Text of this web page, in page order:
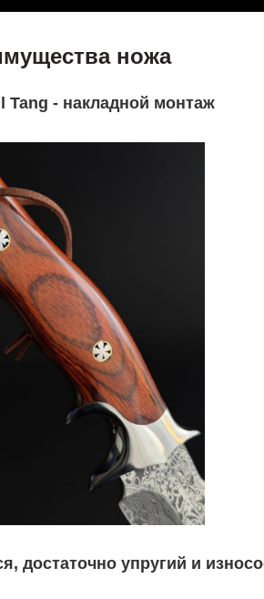
ножа
Tang - накладной монтаж
достаточно упругий и